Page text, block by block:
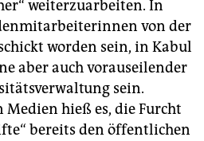
weiterzuarbeiten. In
von der
worden sein, in Kabul
aber auch vorauseilender
sein.
hieß es, die Furcht
bereits den öffentlichen